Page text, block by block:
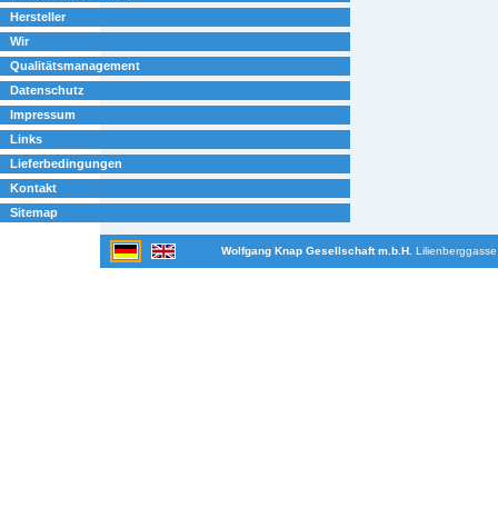
Hersteller
Wir
Qualitätsmanagement
Datenschutz
Impressum
Links
Lieferbedingungen
Kontakt
Sitemap
Wolfgang Knap Gesellschaft m.b.H.